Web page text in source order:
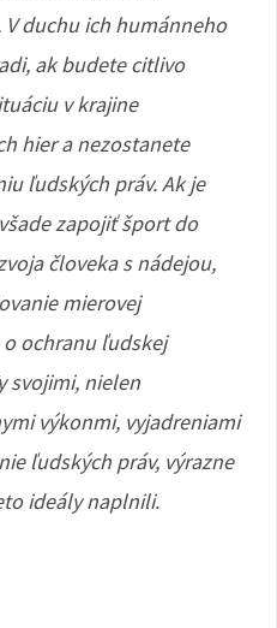
duchu ich humánneho
ak budete citlivo
v krajine
hier a nezostanete
ľudských práv. Ak je
zapojiť šport do
človeka s nádejou,
mierovej
ochranu ľudskej
svojimi, nielen
výkonmi, vyjadreniami
ľudských práv, výrazne
ideály naplnili.